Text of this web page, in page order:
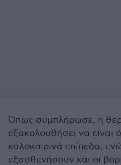
Όπως συμπλήρωσε, η
εξακολουθήσει να είναι
καλοκαιρινά επίπεδα,
εξασθενήσουν και οι